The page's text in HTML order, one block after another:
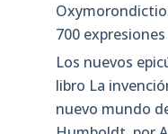
700
Los nuevos
libro La
nuevo mundo